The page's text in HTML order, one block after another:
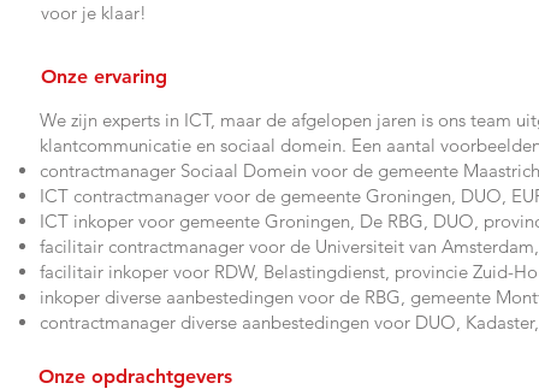
voor je klaar!
Onze ervaring
We zijn experts in ICT, maar de afgelopen jaren is ons team
klantcommunicatie en sociaal domein. Een aantal
contractmanager Sociaal Domein voor de gemeente
ICT contractmanager voor de gemeente Groningen, DUO,
ICT inkoper voor gemeente Groningen, De RBG, DUO,
facilitair contractmanager voor de Universiteit van
facilitair inkoper voor RDW, Belastingdienst, provincie Zuid-
inkoper diverse aanbestedingen voor de RBG, gemeente
contractmanager diverse aanbestedingen voor DUO,
Onze opdrachtgevers